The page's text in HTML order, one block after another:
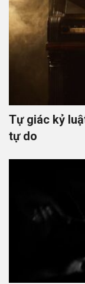
Tự giác kỷ
tự do